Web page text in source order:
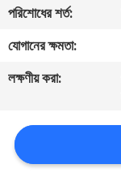
যোগাযোগ
করুন
মামলা
পরিশোধের শর্ত:
যোগানের ক্ষমতা:
লক্ষণীয় করা: